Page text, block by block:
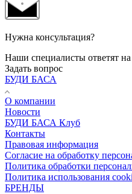
Нужна консультация?
Наши специалисты ответят
Задать вопрос
БУДИ БАСА
О компании
Новости
БУДИ БАСА Клуб
Контакты
Правовая информация
Согласие на обработку
Политика обработки
Политика использования
БРЕНДЫ